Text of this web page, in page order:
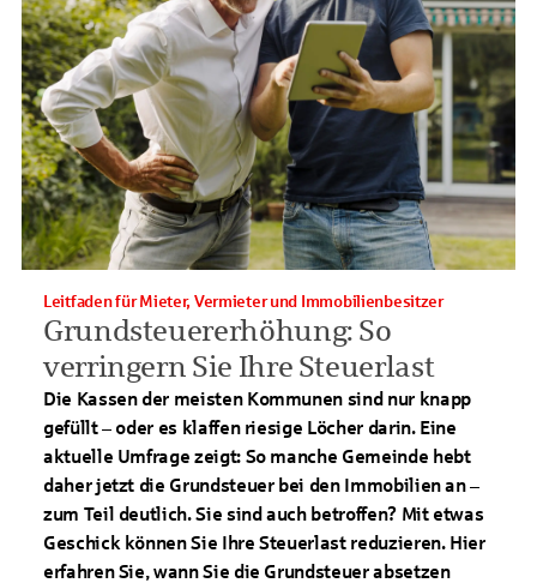
Grundsteuererhöhung: So
verringern Sie Ihre Steuerlast
Leitfaden für Mieter, Vermieter und Immobilienbesitzer
Die Kassen der meisten Kommunen sind nur knapp
gefüllt – oder es klaffen riesige Löcher darin. Eine
aktuelle Umfrage zeigt: So manche Gemeinde hebt
daher jetzt die Grundsteuer bei den Immobilien an –
zum Teil deutlich. Sie sind auch betroffen? Mit etwas
Geschick können Sie Ihre Steuerlast reduzieren. Hier
erfahren Sie, wann Sie die Grundsteuer absetzen